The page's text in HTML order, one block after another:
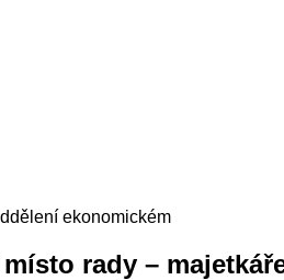
ekonomickém
rady –